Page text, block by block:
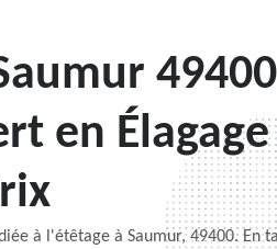
en
à l'étêtage à Saumur, 49400. En